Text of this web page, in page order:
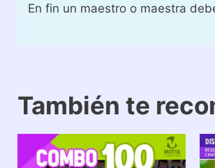
En fin un maestro o maestra
También te